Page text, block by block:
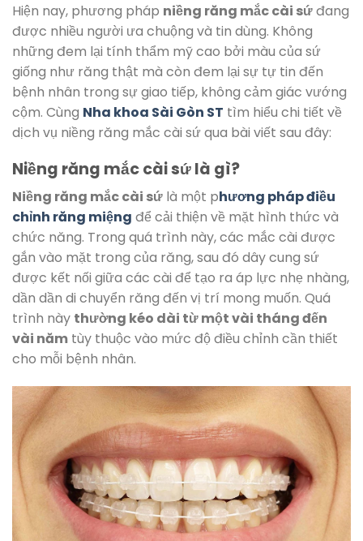
Hiện nay, phương pháp niềng răng mắc cài sứđang
được nhiều người ưa chuộng và tin dùng. Không
những đem lại tính thẩm mỹ cao bởi màu của sứ
giống như răng thật mà còn đem lại sự tự tin đến
bệnh nhân trong sự giao tiếp, không cảm giác vướng
cộm. Cùng Nha khoa Sài Gòn ST tìm hiểu chi tiết về
dịch vụ niềng răng mắc cài sứ qua bài viết sau đây:
Niềng răng mắc cài sứ là gì?
Niềng răng mắc cài sứ là một phương pháp điều
chỉnh răng miệng để cải thiện về mặt hình thức và
chức năng. Trong quá trình này, các mắc cài được
gắn vào mặt trong của răng, sau đó dây cung sứ
được kết nối giữa các cài để tạo ra áp lực nhẹ nhàng,
dần dần di chuyển răng đến vị trí mong muốn. Quá
trình này thường kéo dài từ một vài tháng đến
vài năm tùy thuộc vào mức độ điều chỉnh cần thiết
cho mỗi bệnh nhân.